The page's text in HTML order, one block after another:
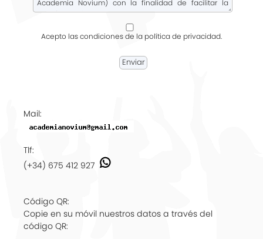
Acepto las condiciones de la política de privacidad.
Mail:
Tlf:
(+34) 675 412 927
Código QR:
Copie en su móvil nuestros datos a través del
código QR: